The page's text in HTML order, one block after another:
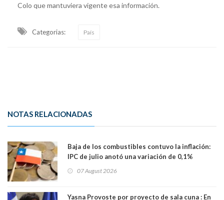
Colo que mantuviera vigente esa información.
Categorias: País
NOTAS RELACIONADAS
Baja de los combustibles contuvo la inflación:
IPC de julio anotó una variación de 0,1%
07 August 2026
Yasna Provoste por proyecto de sala cuna : En